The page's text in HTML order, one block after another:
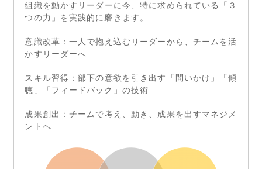
組織を動かすリーダーに今、特に求められている「３
つの力」を実践的に磨きます。
意識改革 ：一人で抱え込むリーダーから、チームを活
かすリーダーへ
スキル習得 ：部下の意欲を引き出す「問いかけ」「傾
聴」「フィードバック」の技術
成果創出 ： チームで考え、動き、成果を出すマネジメ
ントへ